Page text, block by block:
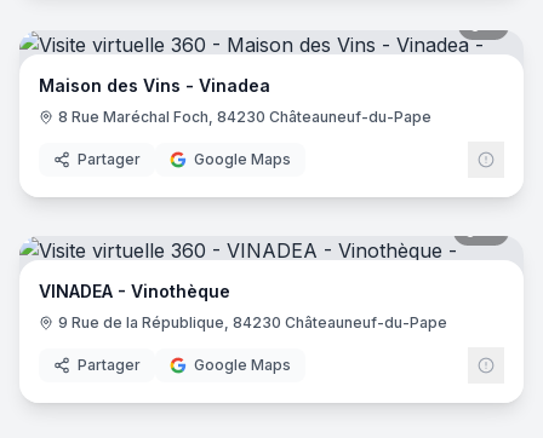
Maison des Vins - Vinadea
8 Rue Maréchal Foch, 84230 Châteauneuf-du-Pape
Partager Google Maps
VINADEA - Vinothèque
9 Rue de la République, 84230 Châteauneuf-du-Pape
Partager Google Maps